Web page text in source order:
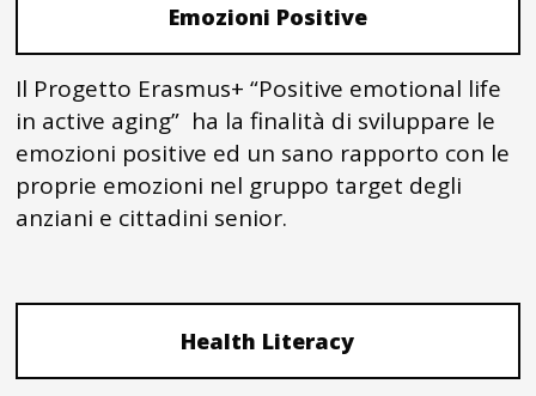
Emozioni Positive
Il Progetto Erasmus+ “Positive emotional life
in active aging” ha la finalità di sviluppare le
emozioni positive ed un sano rapporto con le
proprie emozioni nel gruppo target degli
anziani e cittadini senior.
Health Literacy